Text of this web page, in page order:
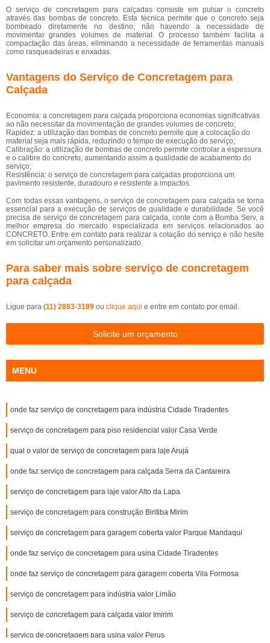
O serviço de concretagem para calçadas consiste em pulsar o concreto
através das bombas de concreto. Esta técnica permite que o concreto seja
bombeado diretamente no destino, não havendo a necessidade de
movimentar grandes volumes de material. O processo também facilita a
compactação das áreas, eliminando a necessidade de ferramentas manuais
como rasqueadeiras e enxadas.
Vantagens do Serviço de Concretagem para
Calçada
Economia: a concretagem para calçada proporciona economias significativas
ao não necessitar da movimentação de grandes volumes de concreto;
Rapidez: a utilização das bombas de concreto permite que a colocação do
material seja mais rápida, reduzindo o tempo de execução do serviço;
Calibração: a utilização de bombas de concreto permite controlar a espessura
e o calibre do concreto, aumentando assim a qualidade de acabamento do
serviço;
Resistência: o serviço de concretagem para calçadas proporciona um
pavimento resistente, duradouro e resistente a impactos.
Com todas essas vantagens, o serviço de concretagem para calçada se torna
essencial para a execução de serviços de qualidade e durabilidade. Se você
precisa de serviço de concretagem para calçada, conte com a Bomba Serv, a
melhor empresa do mercado especializada em serviços relacionados ao
CONCRETO. Entre em contato para realizar a cotação do serviço e não hesite
em solicitar um orçamento personalizado.
Para saber mais sobre serviço de concretagem
para calçada
Ligue para (11) 2883-3189 ou clique aqui e entre em contato por email.
Solicite um orçamento
MENU
onde faz serviço de concretagem para indústria Cidade Tiradentes
serviço de concretagem para piso residencial valor Casa Verde
qual o valor de serviço de concretagem para laje Arujá
onde faz serviço de concretagem para calçada Serra da Cantareira
serviço de concretagem para laje valor Alto da Lapa
serviço de concretagem para construção Biritiba Mirim
serviço de concretagem para garagem coberta valor Parque Mandaqui
onde faz serviço de concretagem para usina Cidade Tiradentes
onde faz serviço de concretagem para garagem coberta Vila Formosa
serviço de concretagem para indústria valor Limão
serviço de concretagem para calçada valor Imirim
serviço de concretagem para usina valor Perus